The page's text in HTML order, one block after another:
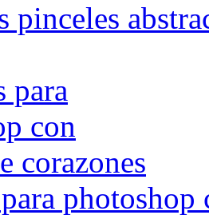
pinceles
photoshop